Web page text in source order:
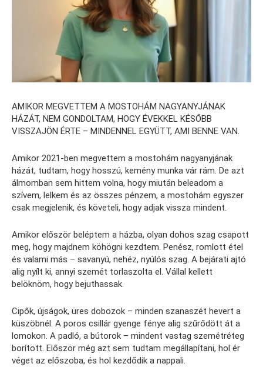
AMIKOR MEGVETTEM A MOSTOHÁM NAGYANYJÁNAK
HÁZÁT, NEM GONDOLTAM, HOGY ÉVEKKEL KÉSŐBB
VISSZAJÖN ÉRTE – MINDENNEL EGYÜTT, AMI BENNE VAN.
Amikor 2021-ben megvettem a mostohám nagyanyjának
házát, tudtam, hogy hosszú, kemény munka vár rám. De azt
álmomban sem hittem volna, hogy miután beleadom a
szívem, lelkem és az összes pénzem, a mostohám egyszer
csak megjelenik, és követeli, hogy adjak vissza mindent.
Amikor először beléptem a házba, olyan dohos szag csapott
meg, hogy majdnem köhögni kezdtem. Penész, romlott étel
és valami más – savanyú, nehéz, nyúlós szag. A bejárati ajtó
alig nyílt ki, annyi szemét torlaszolta el. Vállal kellett
belöknöm, hogy bejuthassak.
Cipők, újságok, üres dobozok – minden szanaszét hevert a
küszöbnél. A poros csillár gyenge fénye alig szűrődött át a
lomokon. A padló, a bútorok – mindent vastag szemétréteg
borított. Először még azt sem tudtam megállapítani, hol ér
véget az előszoba, és hol kezdődik a nappali.